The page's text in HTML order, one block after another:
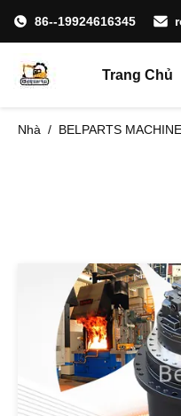
86--19924616345
Trang Chủ
Nhà / BELPARTS